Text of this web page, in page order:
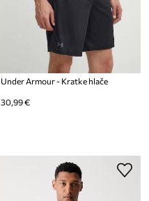
Under Armour - Kratke hlače
30,99 €